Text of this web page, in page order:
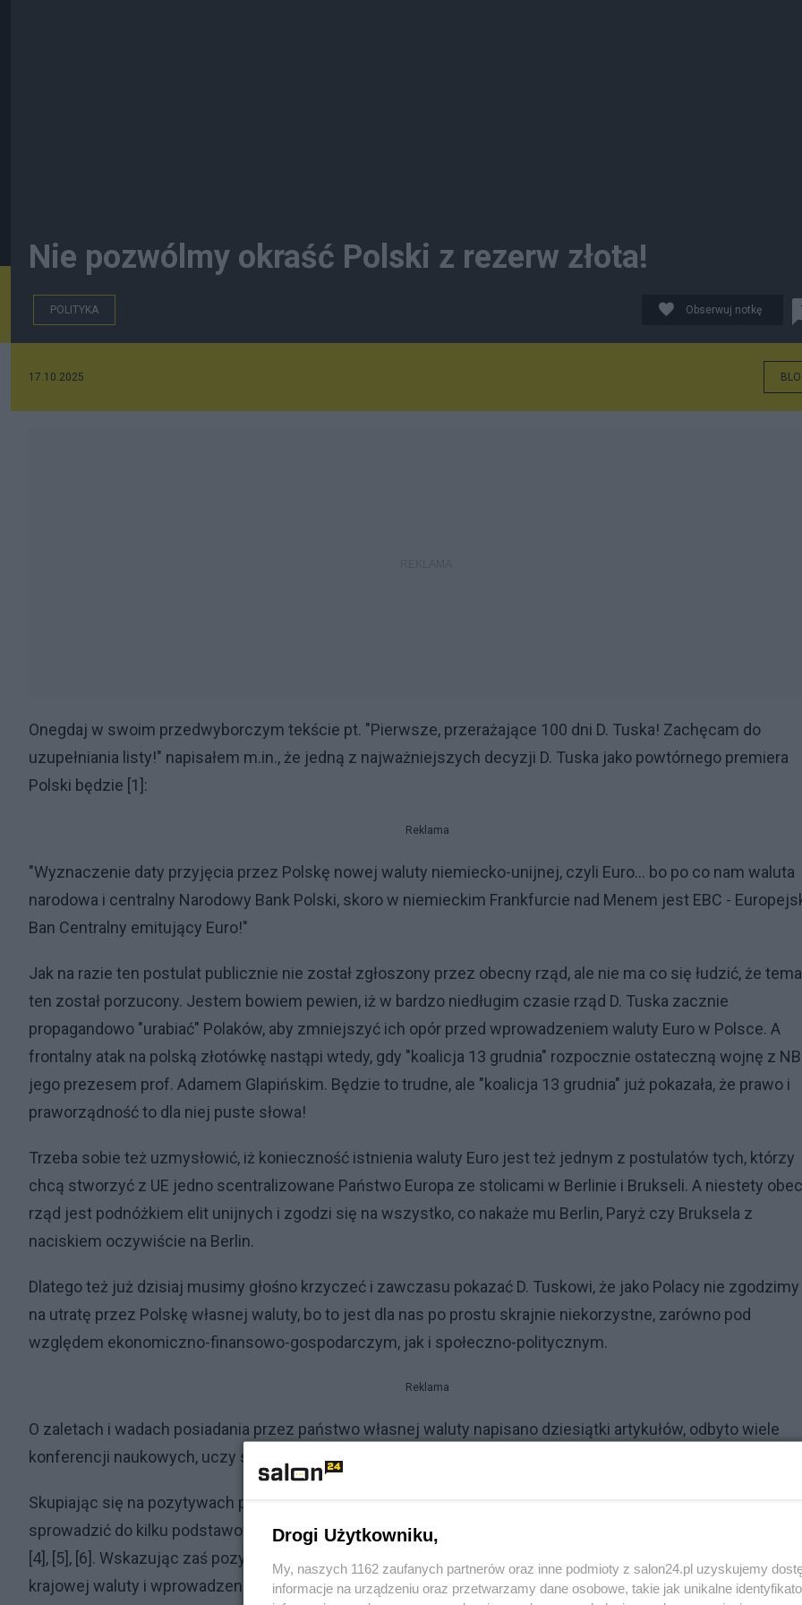
Nie pozwólmy okraść Polski z rezerw złota!
POLITYKA Obserwuj notkę
17.10.2025
Onegdaj w swoim przedwyborczym tekście pt. "Pierwsze, przerażające 100 dni D. Tuska! Zachęcam do
uzupełniania listy!" napisałem m.in., że jedną z najważniejszych decyzji D. Tuska jako powtórnego premiera
Polski będzie [1]:
Reklama
"Wyznaczenie daty przyjęcia przez Polskę nowej waluty niemiecko-unijnej, czyli Euro... bo po co nam waluta
narodowa i centralny Narodowy Bank Polski, skoro w niemieckim Frankfurcie nad Menem jest EBC -
Ban Centralny emitujący Euro!"
Jak na razie ten postulat publicznie nie został zgłoszony przez obecny rząd, ale nie ma co się łudzić, że
ten został porzucony. Jestem bowiem pewien, iż w bardzo niedługim czasie rząd D. Tuska zacznie
propagandowo "urabiać" Polaków, aby zmniejszyć ich opór przed wprowadzeniem waluty Euro w Polsce. A
frontalny atak na polską złotówkę nastąpi wtedy, gdy "koalicja 13 grudnia" rozpocznie ostateczną wojnę z
jego prezesem prof. Adamem Glapińskim. Będzie to trudne, ale "koalicja 13 grudnia" już pokazała, że prawo i
praworządność to dla niej puste słowa!
Trzeba sobie też uzmysłowić, iż konieczność istnienia waluty Euro jest też jednym z postulatów tych, którzy
chcą stworzyć z UE jedno scentralizowane Państwo Europa ze stolicami w Berlinie i Brukseli. A niestety
rząd jest podnóżkiem elit unijnych i zgodzi się na wszystko, co nakaże mu Berlin, Paryż czy Bruksela z
naciskiem oczywiście na Berlin.
Dlatego też już dzisiaj musimy głośno krzyczeć i zawczasu pokazać D. Tuskowi, że jako Polacy nie
na utratę przez Polskę własnej waluty, bo to jest dla nas po prostu skrajnie niekorzystne, zarówno pod
względem ekonomiczno-finansowo-gospodarczym, jak i społeczno-politycznym.
Reklama
O zaletach i wadach posiadania przez państwo własnej waluty napisano dziesiątki artykułów, odbyto wiele
konferencji naukowych, uczy się też o tym na uczelniach czy kierunkach ekonomicznych.
Skupiając się na pozytywach posiadania własnej waluty to ogólnie całość dyskusji na ten temat można
sprowadzić do kilku podstawowych konstatacji, które stanowią clou korzyści z posiadania własnej waluty [2],
[4], [5], [6]. Wskazując zaś pozytywy łatwo zidentyfikować - jako przeciwstawne - wady z braku posiadania
krajowej waluty i wprowadzenia w to miejsce np. Euro.
Drogi Użytkowniku,
My, naszych 1162 zaufanych partnerów oraz inne podmioty z salon24.pl uzyskujemy
informacje na urządzeniu oraz przetwarzamy dane osobowe, takie jak unikalne